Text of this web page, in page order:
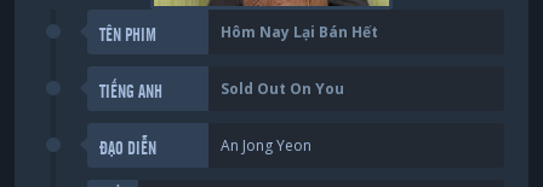
TÊN PHIM Hôm Nay Lại Bán Hết
TIẾNG ANH Sold Out On You
ĐẠO DIỄN An Jong Yeon